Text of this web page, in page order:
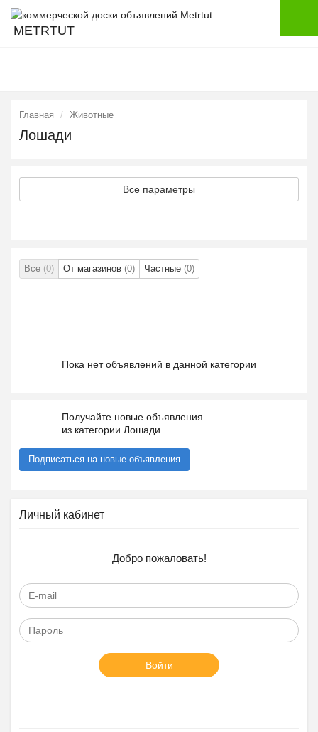
METRTUT
Главная Животные
Лошади
Все параметры
Все (0) От магазинов (0) Частные (0)
Пока нет объявлений в данной категории
Получайте новые объявления
из категории Лошади
Подписаться на новые объявления
Личный кабинет
Добро пожаловать!
Войти